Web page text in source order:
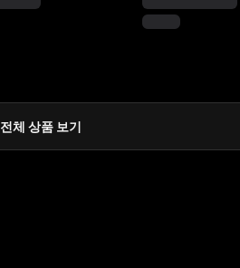
전체 상품 보기